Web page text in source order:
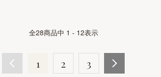
全28商品中 1 - 12表示
1 2 3